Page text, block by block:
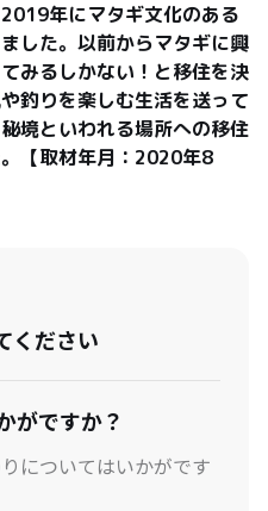
年にマタギ文化のある
した。以前からマタギに興
みるしかない！と移住を決
釣りを楽しむ生活を送って
境といわれる場所への移住
【取材年月：2020年8
ください
がですか？
についてはいかがです